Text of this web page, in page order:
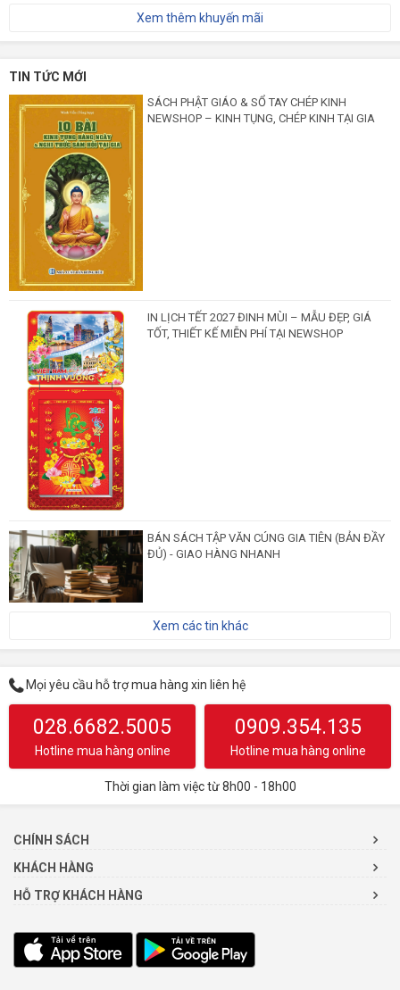
Xem thêm khuyến mãi
TIN TỨC MỚI
SÁCH PHẬT GIÁO & SỔ TAY CHÉP KINH
NEWSHOP – KINH TỤNG, CHÉP KINH TẠI GIA
IN LỊCH TẾT 2027 ĐINH MÙI – MẪU ĐẸP, GIÁ
TỐT, THIẾT KẾ MIỄN PHÍ TẠI NEWSHOP
BÁN SÁCH TẬP VĂN CÚNG GIA TIÊN (BẢN ĐẦY
ĐỦ) - GIAO HÀNG NHANH
Xem các tin khác
Mọi yêu cầu hỗ trợ mua hàng xin liên hệ
028.6682.5005
Hotline mua hàng online
0909.354.135
Hotline mua hàng online
Thời gian làm việc từ 8h00 - 18h00
CHÍNH SÁCH
KHÁCH HÀNG
HỖ TRỢ KHÁCH HÀNG